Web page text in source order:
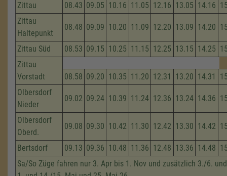
Zittau 08.43 09.05 10.16 11.05 12.16 13.05 14.16
Zittau
Haltepunkt
08.48 09.09 10.20 11.09 12.20 13.09 14.20
Zittau Süd 08.53 09.15 10.25 11.15 12.25 13.15 14.25
Zittau
Vorstadt
08.58 09.20 10.35 11.20 12.31 13.20 14.31
Olbersdorf
Nieder
09.02 09.24 10.39 11.24 12.36 13.24 14.36
Olbersdorf
Oberd.
09.08 09.30 10.42 11.30 12.42 13.30 14.42
Bertsdorf 09.13 09.36 10.48 11.36 12.48 13.36 14.48
Sa/So Züge fahren nur 3. Apr bis 1. Nov und zusätzlich 3./6.